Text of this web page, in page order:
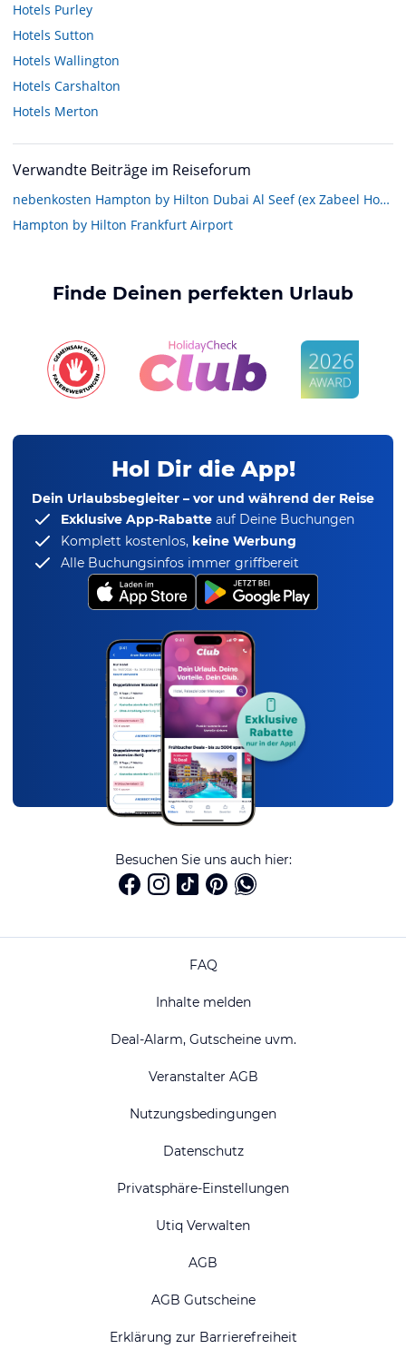
Hotels Purley
Hotels Sutton
Hotels Wallington
Hotels Carshalton
Hotels Merton
Verwandte Beiträge im Reiseforum
nebenkosten Hampton by Hilton Dubai Al Seef (ex Zabeel House Mini by Jumeirah) bzw . Canopy by Hilton Dubai (ex Zabeel House Al Seef)
Hampton by Hilton Frankfurt Airport
Finde Deinen perfekten Urlaub
Hol Dir die App!
Dein Urlaubsbegleiter – vor und während der Reise
Exklusive App-Rabatte auf Deine Buchungen
Komplett kostenlos, keine Werbung
Alle Buchungsinfos immer griffbereit
Besuchen Sie uns auch hier:
FAQ
Inhalte melden
Deal-Alarm, Gutscheine uvm.
Veranstalter AGB
Nutzungsbedingungen
Datenschutz
Privatsphäre-Einstellungen
Utiq Verwalten
AGB
AGB Gutscheine
Erklärung zur Barrierefreiheit